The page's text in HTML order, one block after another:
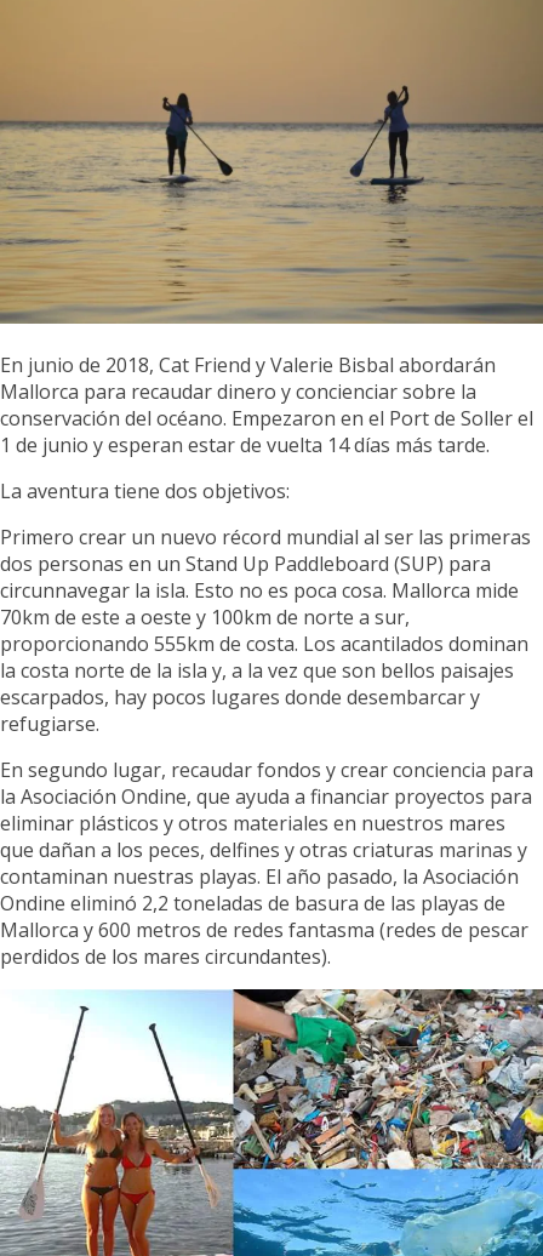
En junio de 2018, Cat Friend y Valerie Bisbal abordarán
Mallorca para recaudar dinero y concienciar sobre la
conservación del océano. Empezaron en el Port de Soller el
1 de junio y esperan estar de vuelta 14 días más tarde.
La aventura tiene dos objetivos:
Primero crear un nuevo récord mundial al ser las primeras
dos personas en un Stand Up Paddleboard (SUP) para
circunnavegar la isla. Esto no es poca cosa. Mallorca mide
70km de este a oeste y 100km de norte a sur,
proporcionando 555km de costa. Los acantilados dominan
la costa norte de la isla y, a la vez que son bellos paisajes
escarpados, hay pocos lugares donde desembarcar y
refugiarse.
En segundo lugar, recaudar fondos y crear conciencia para
la Asociación Ondine, que ayuda a financiar proyectos para
eliminar plásticos y otros materiales en nuestros mares
que dañan a los peces, delfines y otras criaturas marinas y
contaminan nuestras playas. El año pasado, la Asociación
Ondine eliminó 2,2 toneladas de basura de las playas de
Mallorca y 600 metros de redes fantasma (redes de pescar
perdidos de los mares circundantes).